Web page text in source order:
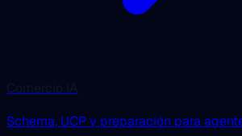
Schema, UCP y preparación para